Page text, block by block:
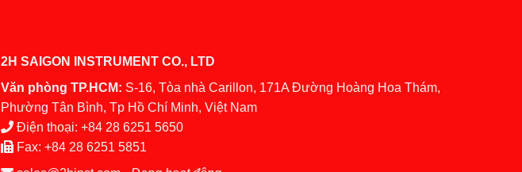
2H SAIGON INSTRUMENT CO., LTD
Văn phòng TP.HCM: S-16, Tòa nhà Carillon, 171A Đường Hoàng Hoa Thám,
Phường Tân Bình, Tp Hồ Chí Minh, Việt Nam
Điện thoại: +84 28 6251 5650
Fax: +84 28 6251 5851